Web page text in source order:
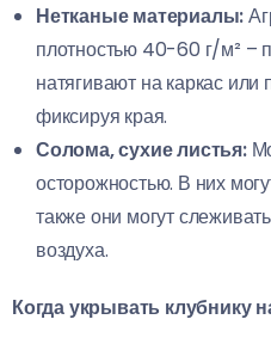
Нетканые материалы:
плотностью 40-60 г/м² –
натягивают на каркас или
фиксируя края.
Солома, сухие листья:
осторожностью. В них
также они могут
воздуха.
Когда укрывать клубнику